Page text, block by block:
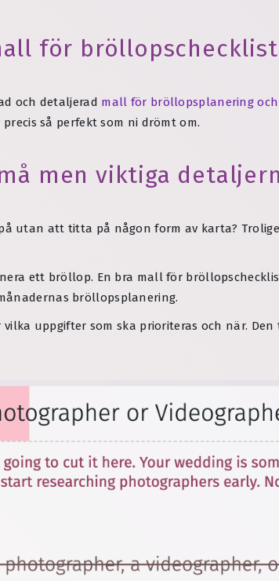
för
och detaljerad mall för bröllopsplanering
så perfekt som ni drömt om.
men viktiga
utan att titta på någon form av karta?
ett bröllop. En bra mall för
bröllopsplanering.
uppgifter som ska prioriteras och när.